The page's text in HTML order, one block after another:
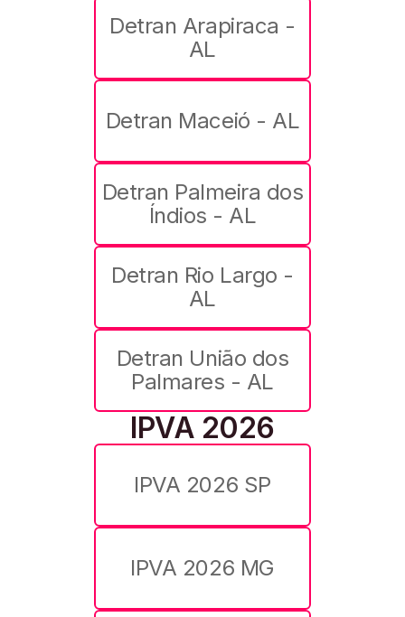
Detran Arapiraca -
AL
Detran Maceió - AL
Detran Palmeira dos
Índios - AL
Detran Rio Largo -
AL
Detran União dos
Palmares - AL
IPVA 2026
IPVA 2026 SP
IPVA 2026 MG